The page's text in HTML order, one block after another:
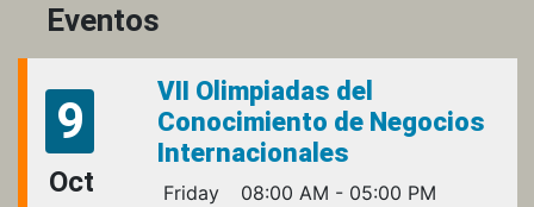
Eventos
9
Oct
VII Olimpiadas del
Conocimiento de Negocios
Internacionales
Friday
08:00 AM - 05:00 PM